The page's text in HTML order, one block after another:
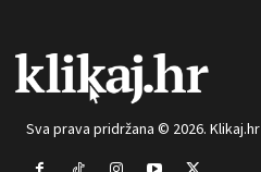
Sva prava pridržana © 2026. Klikaj.hr